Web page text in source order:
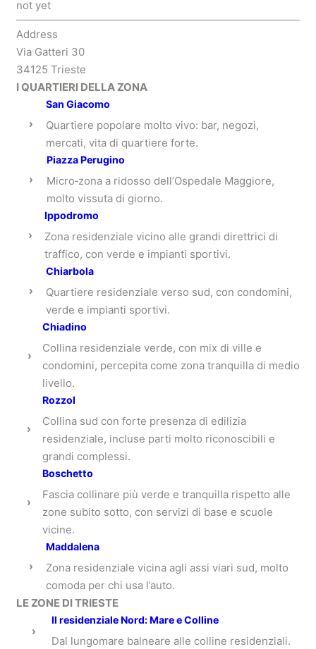
not yet
Address
Via Gatteri 30
34125 Trieste
I QUARTIERI DELLA ZONA
›
San Giacomo
Quartiere popolare molto vivo: bar, negozi,
mercati, vita di quartiere forte.
›
Piazza Perugino
Micro‑zona a ridosso dell’Ospedale Maggiore,
molto vissuta di giorno.
›
Ippodromo
Zona residenziale vicino alle grandi direttrici di
traffico, con verde e impianti sportivi.
›
Chiarbola
Quartiere residenziale verso sud, con condomini,
verde e impianti sportivi.
›
Chiadino
Collina residenziale verde, con mix di ville e
condomini, percepita come zona tranquilla di medio
livello.
›
Rozzol
Collina sud con forte presenza di edilizia
residenziale, incluse parti molto riconoscibili e
grandi complessi.
›
Boschetto
Fascia collinare più verde e tranquilla rispetto alle
zone subito sotto, con servizi di base e scuole
vicine.
›
Maddalena
Zona residenziale vicina agli assi viari sud, molto
comoda per chi usa l’auto.
LE ZONE DI TRIESTE
›
Il residenziale Nord: Mare e Colline
Dal lungomare balneare alle colline residenziali.